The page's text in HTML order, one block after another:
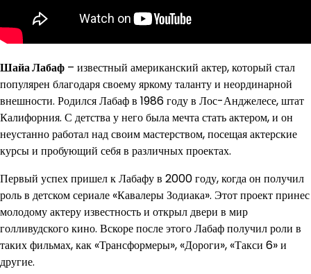
Шайа Лабаф – известный американский актер, который стал
популярен благодаря своему яркому таланту и неординарной
внешности. Родился Лабаф в 1986 году в Лос-Анджелесе, штат
Калифорния. С детства у него была мечта стать актером, и он
неустанно работал над своим мастерством, посещая актерские
курсы и пробующий себя в различных проектах.
Первый успех пришел к Лабафу в 2000 году, когда он получил
роль в детском сериале «Кавалеры Зодиака». Этот проект принес
молодому актеру известность и открыл двери в мир
голливудского кино. Вскоре после этого Лабаф получил роли в
таких фильмах, как «Трансформеры», «Дороги», «Такси 6» и
другие.